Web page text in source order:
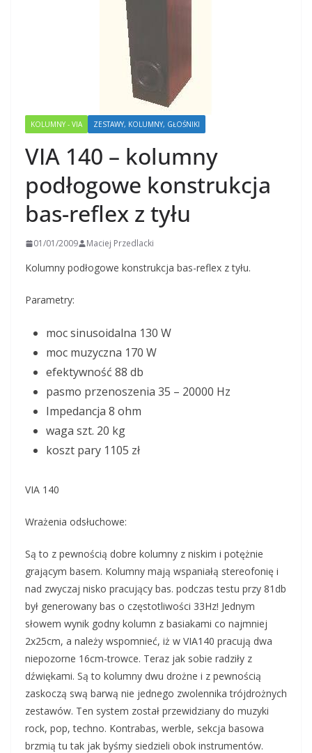
KOLUMNY - VIA ZESTAWY, KOLUMNY, GŁOŚNIKI
VIA 140 – kolumny
podłogowe konstrukcja
bas-reflex z tyłu
01/01/2009 Maciej Przedlacki
Kolumny podłogowe konstrukcja bas-reflex z tyłu.
Parametry:
moc sinusoidalna 130 W
moc muzyczna 170 W
efektywność 88 db
pasmo przenoszenia 35 – 20000 Hz
Impedancja 8 ohm
waga szt. 20 kg
koszt pary 1105 zł
VIA 140
Wrażenia odsłuchowe:
Są to z pewnością dobre kolumny z niskim i potężnie
grającym basem. Kolumny mają wspaniałą stereofonię i
nad zwyczaj nisko pracujący bas. podczas testu przy 81db
był generowany bas o częstotliwości 33Hz! Jednym
słowem wynik godny kolumn z basiakami co najmniej
2x25cm, a należy wspomnieć, iż w VIA140 pracują dwa
niepozorne 16cm-trowce. Teraz jak sobie radziły z
dźwiękami. Są to kolumny dwu drożne i z pewnością
zaskoczą swą barwą nie jednego zwolennika trójdrożnych
zestawów. Ten system został przewidziany do muzyki
rock, pop, techno. Kontrabas, werble, sekcja basowa
brzmią tu tak jak byśmy siedzieli obok instrumentów.